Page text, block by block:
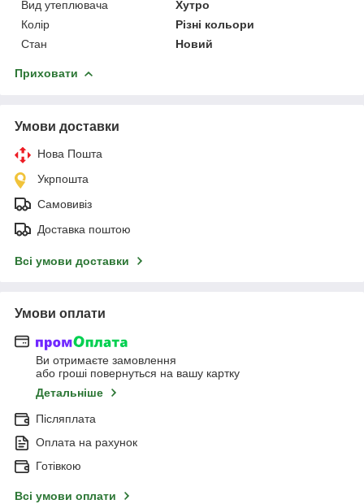
Вид утеплювача
Хутро
Колір
Різні кольори
Стан
Новий
Приховати
Умови доставки
Нова Пошта
Укрпошта
Самовивіз
Доставка поштою
Всі умови доставки
Умови оплати
Ви отримаєте замовлення
або гроші повернуться на вашу картку
Детальніше
Післяплата
Оплата на рахунок
Готівкою
Всі умови оплати